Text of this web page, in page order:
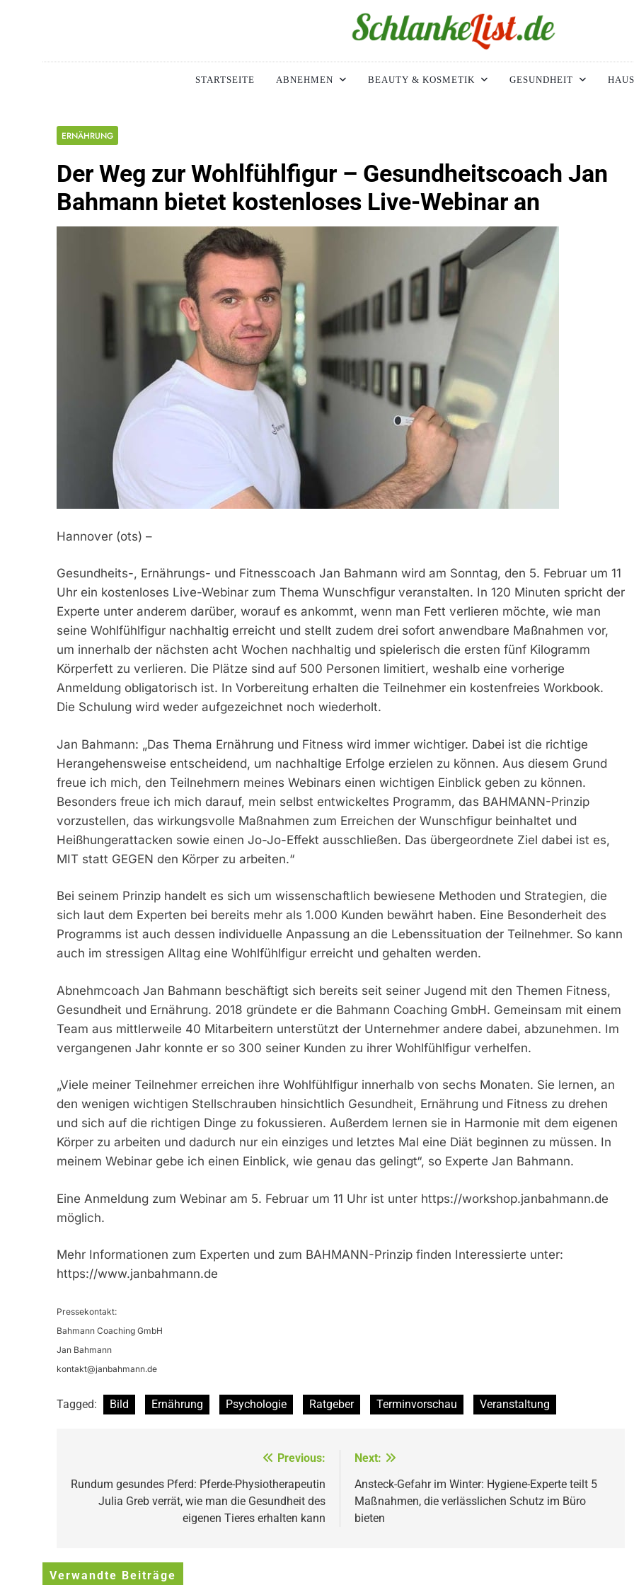
Schlanke-List.de
MAGERSUCHT. BULIMIE. ADIPOSITAS? SIE SIND NICHT ALLEIN!
STARTSEITE ABNEHMEN BEAUTY & KOSMETIK GESUNDHEIT
ERNÄHRUNG
Der Weg zur Wohlfühlfigur – Gesundheitscoach Jan
Bahmann bietet kostenloses Live-Webinar an
Hannover (ots) –
Gesundheits-, Ernährungs- und Fitnesscoach Jan Bahmann wird am Sonntag, den 5. Februar um 11
Uhr ein kostenloses Live-Webinar zum Thema Wunschfigur veranstalten. In 120 Minuten spricht der
Experte unter anderem darüber, worauf es ankommt, wenn man Fett verlieren möchte, wie man
seine Wohlfühlfigur nachhaltig erreicht und stellt zudem drei sofort anwendbare Maßnahmen vor,
um innerhalb der nächsten acht Wochen nachhaltig und spielerisch die ersten fünf Kilogramm
Körperfett zu verlieren. Die Plätze sind auf 500 Personen limitiert, weshalb eine vorherige
Anmeldung obligatorisch ist. In Vorbereitung erhalten die Teilnehmer ein kostenfreies Workbook.
Die Schulung wird weder aufgezeichnet noch wiederholt.
Jan Bahmann: „Das Thema Ernährung und Fitness wird immer wichtiger. Dabei ist die richtige
Herangehensweise entscheidend, um nachhaltige Erfolge erzielen zu können. Aus diesem Grund
freue ich mich, den Teilnehmern meines Webinars einen wichtigen Einblick geben zu können.
Besonders freue ich mich darauf, mein selbst entwickeltes Programm, das BAHMANN-Prinzip
vorzustellen, das wirkungsvolle Maßnahmen zum Erreichen der Wunschfigur beinhaltet und
Heißhungerattacken sowie einen Jo-Jo-Effekt ausschließen. Das übergeordnete Ziel dabei ist es,
MIT statt GEGEN den Körper zu arbeiten.“
Bei seinem Prinzip handelt es sich um wissenschaftlich bewiesene Methoden und Strategien, die
sich laut dem Experten bei bereits mehr als 1.000 Kunden bewährt haben. Eine Besonderheit des
Programms ist auch dessen individuelle Anpassung an die Lebenssituation der Teilnehmer. So kann
auch im stressigen Alltag eine Wohlfühlfigur erreicht und gehalten werden.
Abnehmcoach Jan Bahmann beschäftigt sich bereits seit seiner Jugend mit den Themen Fitness,
Gesundheit und Ernährung. 2018 gründete er die Bahmann Coaching GmbH. Gemeinsam mit einem
Team aus mittlerweile 40 Mitarbeitern unterstützt der Unternehmer andere dabei, abzunehmen. Im
vergangenen Jahr konnte er so 300 seiner Kunden zu ihrer Wohlfühlfigur verhelfen.
„Viele meiner Teilnehmer erreichen ihre Wohlfühlfigur innerhalb von sechs Monaten. Sie lernen, an
den wenigen wichtigen Stellschrauben hinsichtlich Gesundheit, Ernährung und Fitness zu drehen
und sich auf die richtigen Dinge zu fokussieren. Außerdem lernen sie in Harmonie mit dem eigenen
Körper zu arbeiten und dadurch nur ein einziges und letztes Mal eine Diät beginnen zu müssen. In
meinem Webinar gebe ich einen Einblick, wie genau das gelingt“, so Experte Jan Bahmann.
Eine Anmeldung zum Webinar am 5. Februar um 11 Uhr ist unter https://workshop.janbahmann.de
möglich.
Mehr Informationen zum Experten und zum BAHMANN-Prinzip finden Interessierte unter:
https://www.janbahmann.de
Pressekontakt:
Bahmann Coaching GmbH
Jan Bahmann
kontakt@janbahmann.de
Tagged: Bild Ernährung Psychologie Ratgeber Terminvorschau Veranstaltung
Previous:
Rundum gesundes Pferd: Pferde-Physiotherapeutin
Julia Greb verrät, wie man die Gesundheit des
eigenen Tieres erhalten kann
Next:
Ansteck-Gefahr im Winter: Hygiene-Experte teilt 5
Maßnahmen, die verlässlichen Schutz im Büro
bieten
Verwandte Beiträge